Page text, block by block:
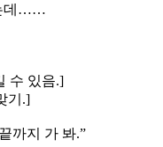
데……
수 있음.]
기.]
까지 가 봐.”